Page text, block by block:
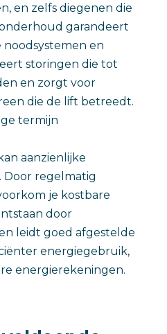
en zelfs diegenen die
garandeert
en
storingen die tot
en zorgt voor
die de lift betreedt.
termijn
aanzienlijke
Door regelmatig
je kostbare
door
leidt goed afgestelde
energiegebruik,
energierekeningen.